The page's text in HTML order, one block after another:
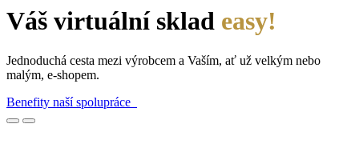
Váš virtuální sklad easy!
Jednoduchá cesta mezi výrobcem a Vaším, ať už velkým nebo
malým, e-shopem.
Benefity naší spolupráce